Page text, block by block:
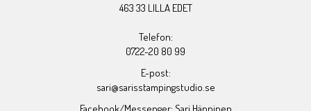
463 33 LILLA EDET
Telefon:
0722-20 80 99
E-post:
sari@sarisstampingstudio.se
Facebook/Messenger: Sari Hänninen